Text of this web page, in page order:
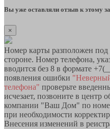
Вы уже оставляли отзыв к этому
×
Номер карты разположен
стороне. Номер телефона,
вводится без 8 в формате
появления ошибки
телефона" проверьте
исчезает, позвоните в центр
компании "Ваш Дом" по
при необходимости
Внесения изменений в